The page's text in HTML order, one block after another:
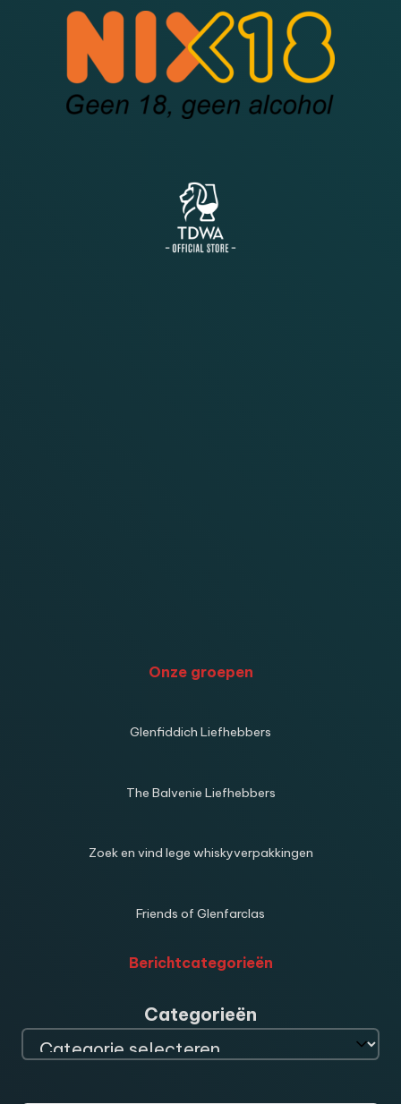
Onze groepen
Glenfiddich Liefhebbers
The Balvenie Liefhebbers
Zoek en vind lege whiskyverpakkingen
Friends of Glenfarclas
Berichtcategorieën
Categorieën